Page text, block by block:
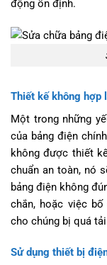
động ổn định.
Thiết kế không hợp
Một trong những
của bảng điện
không được thiết
chuẩn an toàn, nó
bảng điện không
chắn, hoặc việc
cho chúng bị quá
Sử dụng thiết bị